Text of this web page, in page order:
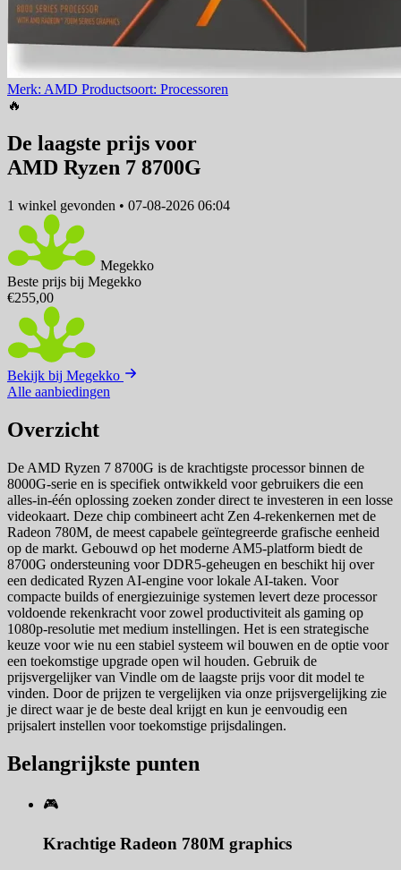
Merk: AMD Productsoort: Processoren
🔥
De laagste prijs voor
AMD Ryzen 7 8700G
1 winkel gevonden • 07-08-2026 06:04
Megekko
Beste prijs bij Megekko
€255,00
Bekijk bij Megekko
Alle aanbiedingen
Overzicht
De AMD Ryzen 7 8700G is de krachtigste processor binnen de
8000G-serie en is specifiek ontwikkeld voor gebruikers die een
alles-in-één oplossing zoeken zonder direct te investeren in een losse
videokaart. Deze chip combineert acht Zen 4-rekenkernen met de
Radeon 780M, de meest capabele geïntegreerde grafische eenheid
op de markt. Gebouwd op het moderne AM5-platform biedt de
8700G ondersteuning voor DDR5-geheugen en beschikt hij over
een dedicated Ryzen AI-engine voor lokale AI-taken. Voor
compacte builds of energiezuinige systemen levert deze processor
voldoende rekenkracht voor zowel productiviteit als gaming op
1080p-resolutie met medium instellingen. Het is een strategische
keuze voor wie nu een stabiel systeem wil bouwen en de optie voor
een toekomstige upgrade open wil houden. Gebruik de
prijsvergelijker van Vindle om de laagste prijs voor dit model te
vinden. Door de prijzen te vergelijken via onze prijsvergelijking zie
je direct waar je de beste deal krijgt en kun je eenvoudig een
prijsalert instellen voor toekomstige prijsdalingen.
Belangrijkste punten
🎮
Krachtige Radeon 780M graphics